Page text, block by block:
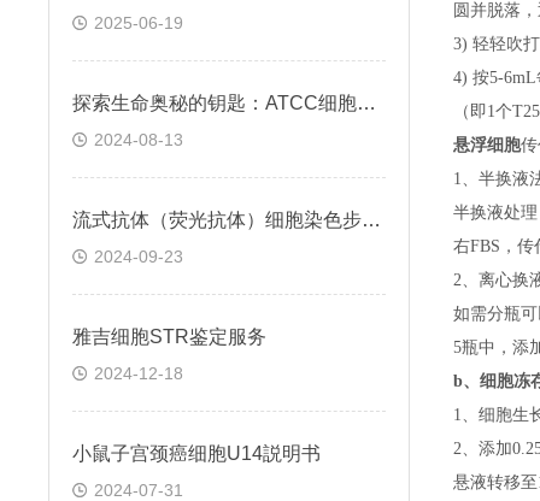
2025-06-19
探索生命奥秘的钥匙：ATCC细胞株的科学之旅
2024-08-13
流式抗体（荧光抗体）细胞染色步骤与注意事项
2024-09-23
雅吉细胞STR鉴定服务
2024-12-18
小鼠子宫颈癌细胞U14説明书
2024-07-31
圆并脱落
3) 轻轻吹
4) 按5-
（即1个
悬浮细胞
1、半换液
半换液处
右FBS，
2、离心换
如需分瓶
5瓶中，添
b、 细胞冻
1、细胞生
2、添加
悬液转移